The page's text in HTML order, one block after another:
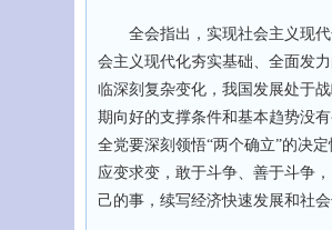
全会指出，实现社会主义现代
会主义现代化夯实基础、全面发
临深刻复杂变化，我国发展处于
期向好的支撑条件和基本趋势没
全党要深刻领悟“两个确立”的决
应变求变，敢于斗争、善于斗争
己的事，续写经济快速发展和社